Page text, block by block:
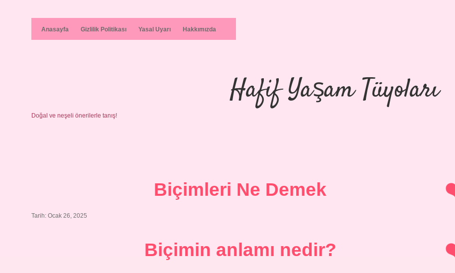
Anasayfa Gizlilik Politikası Yasal Uyarı Hakkımızda
Hafif Yaşam Tüyoları
Doğal ve neşeli önerilerle tanış!
Biçimleri Ne Demek
Tarih: Ocak 26, 2025
Biçimin anlamı nedir?